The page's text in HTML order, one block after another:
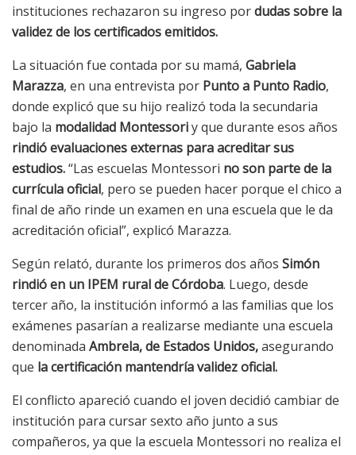
instituciones rechazaron su ingreso pordudas sobre la
validez de los certificados emitidos.
La situación fue contada por su mamá, Gabriela
Marazza, en una entrevista por Punto a Punto Radio,
donde explicó que su hijo realizó toda la secundaria
bajo la modalidad Montessoriy que durante esos años
rindió evaluaciones externas para acreditar sus
estudios.“Las escuelas Montessori no son parte de la
currícula oficial, pero se pueden hacer porque el chico a
final de año rinde un examen en una escuela que le da
acreditación oficial”, explicó Marazza.
Según relató, durante los primeros dos años Simón
rindió en un IPEM rural de Córdoba. Luego, desde
tercer año, la institución informó a las familias que los
exámenes pasarían a realizarse mediante una escuela
denominada Ambrela, de Estados Unidos,asegurando
que la certificación mantendría validez oficial.
El conflicto apareció cuando el joven decidió cambiar de
institución para cursar sexto año junto a sus
compañeros, ya que la escuela Montessori no realiza el